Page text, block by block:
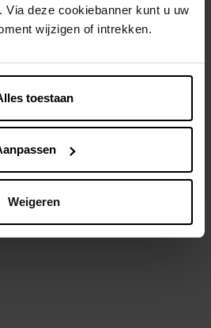
Via deze cookiebanner kunt u uw
wijzigen of intrekken.
toestaan
Weigeren
COLGATE
€ 4,75 In winkelmandje